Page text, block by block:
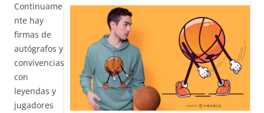
Continuame
nte hay
firmas de
autógrafos y
convivencias
con
leyendas y
jugadores